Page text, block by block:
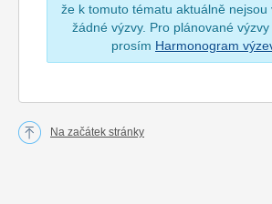
že k tomuto tématu aktuálně nejsou
žádné výzvy. Pro plánované
prosím Harmonogram
Na začátek stránky